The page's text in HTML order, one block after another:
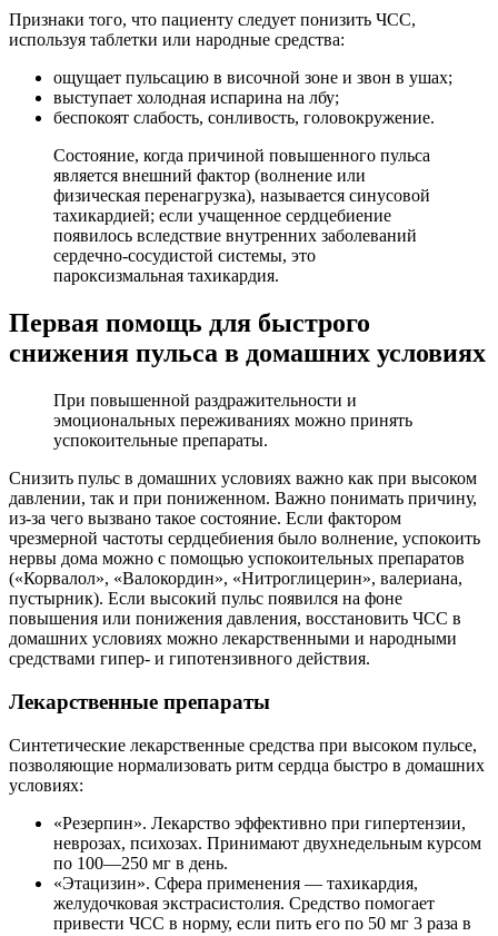
Признаки того, что пациенту следует понизить ЧСС,
используя таблетки или народные средства:
ощущает пульсацию в височной зоне и звон в ушах;
выступает холодная испарина на лбу;
беспокоят слабость, сонливость, головокружение.
Состояние, когда причиной повышенного пульса
является внешний фактор (волнение или
физическая перенагрузка), называется синусовой
тахикардией; если учащенное сердцебиение
появилось вследствие внутренних заболеваний
сердечно-сосудистой системы, это
пароксизмальная тахикардия.
Первая помощь для быстрого
снижения пульса в домашних условиях
При повышенной раздражительности и
эмоциональных переживаниях можно принять
успокоительные препараты.
Снизить пульс в домашних условиях важно как при высоком
давлении, так и при пониженном. Важно понимать причину,
из-за чего вызвано такое состояние. Если фактором
чрезмерной частоты сердцебиения было волнение, успокоить
нервы дома можно с помощью успокоительных препаратов
(«Корвалол», «Валокордин», «Нитроглицерин», валериана,
пустырник). Если высокий пульс появился на фоне
повышения или понижения давления, восстановить ЧСС в
домашних условиях можно лекарственными и народными
средствами гипер- и гипотензивного действия.
Лекарственные препараты
Синтетические лекарственные средства при высоком пульсе,
позволяющие нормализовать ритм сердца быстро в домашних
условиях:
«Резерпин». Лекарство эффективно при гипертензии,
неврозах, психозах. Принимают двухнедельным курсом
по 100—250 мг в день.
«Этацизин». Сфера применения — тахикардия,
желудочковая экстрасистолия. Средство помогает
привести ЧСС в норму, если пить его по 50 мг 3 раза в